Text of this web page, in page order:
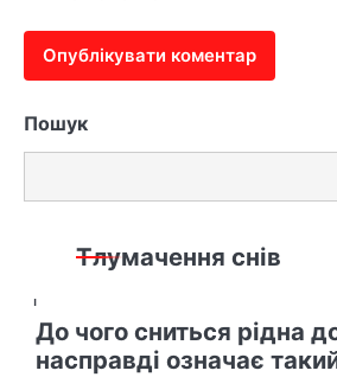
Пошук
Тлумачення снів
1
До чого сниться рідна
насправді означає